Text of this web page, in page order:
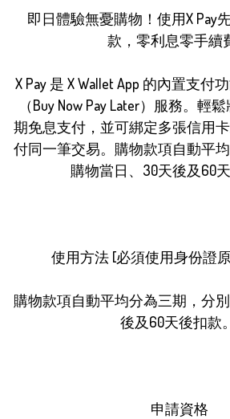
即日體驗無憂購物！使用X Pay
款，零利息零手續
X Pay 是 X Wallet App 的內置支付
（Buy Now Pay Later）服務。輕
期免息支付，並可綁定多張信用
付同一筆交易。購物款項自動平
購物當日、30天後及60天
使用方法 [必須使用身份證
購物款項自動平均分為三期，分
後及60天後扣款。
申請資格